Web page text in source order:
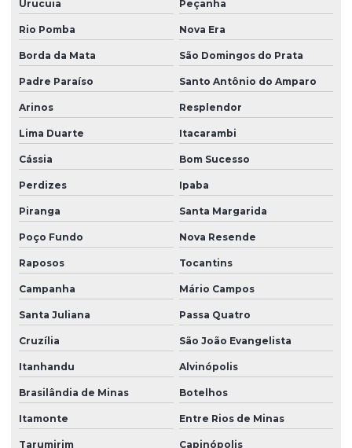
Urucuia Peçanha
Rio Pomba Nova Era
Borda da Mata São Domingos do Prata
Padre Paraíso Santo Antônio do Amparo
Arinos Resplendor
Lima Duarte Itacarambi
Cássia Bom Sucesso
Perdizes Ipaba
Piranga Santa Margarida
Poço Fundo Nova Resende
Raposos Tocantins
Campanha Mário Campos
Santa Juliana Passa Quatro
Cruzília São João Evangelista
Itanhandu Alvinópolis
Brasilândia de Minas Botelhos
Itamonte Entre Rios de Minas
Tarumirim Capinópolis